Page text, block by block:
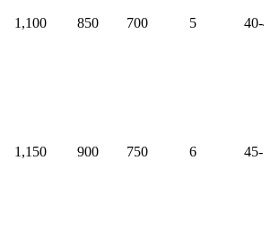
1,100 850 700 5 40-
1,150 900 750 6 45-